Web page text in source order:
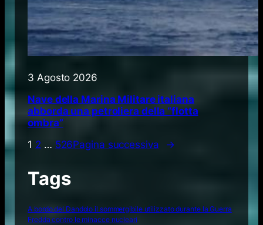
3 Agosto 2026
Nave della Marina Militare italiana
abborda una petroliera della “flotta
ombra”
1 2 … 526Pagina successiva →
Tags
A bordo del Dandolo il sommergibile utilizzato durante la Guerra
Fredda contro le minacce nucleari